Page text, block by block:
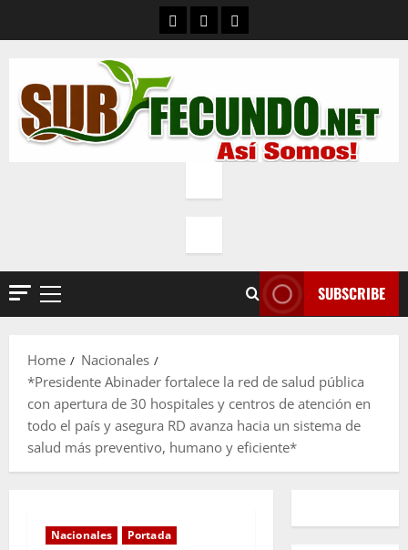
ContactoQuienes Somos
Política de privacidad
Primary
SUBSCRIBE
Home
Nacionales
*Presidente Abinader fortalece la red de salud pública
con apertura de 30 hospitales y centros de atención en
todo el país y asegura RD avanza hacia un sistema de
salud más preventivo, humano y eficiente*
Nacionales Portada